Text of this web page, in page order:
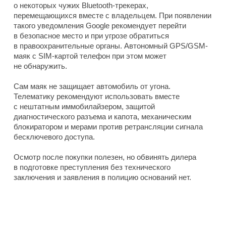
о некоторых чужих Bluetooth-трекерах,
перемещающихся вместе с владельцем. При появлении
такого уведомления Google рекомендует перейти
в безопасное место и при угрозе обратиться
в правоохранительные органы. Автономный GPS/GSM-
маяк с SIM-картой телефон при этом может
не обнаружить.
Сам маяк не защищает автомобиль от угона.
Телематику рекомендуют использовать вместе
с нештатным иммобилайзером, защитой
диагностического разъема и капота, механическим
блокиратором и мерами против ретрансляции сигнала
бесключевого доступа.
Осмотр после покупки полезен, но обвинять дилера
в подготовке преступления без технического
заключения и заявления в полицию оснований нет.